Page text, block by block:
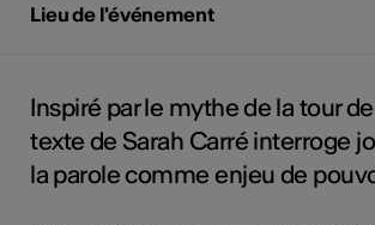
Lieu de l'événement
Inspiré par le mythe de la tour
texte de Sarah Carré interroge
la parole comme enjeu de